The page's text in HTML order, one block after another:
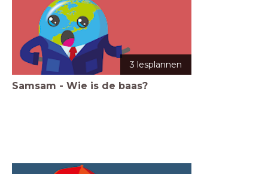
3 lesplannen
Samsam - Wie is de baas?